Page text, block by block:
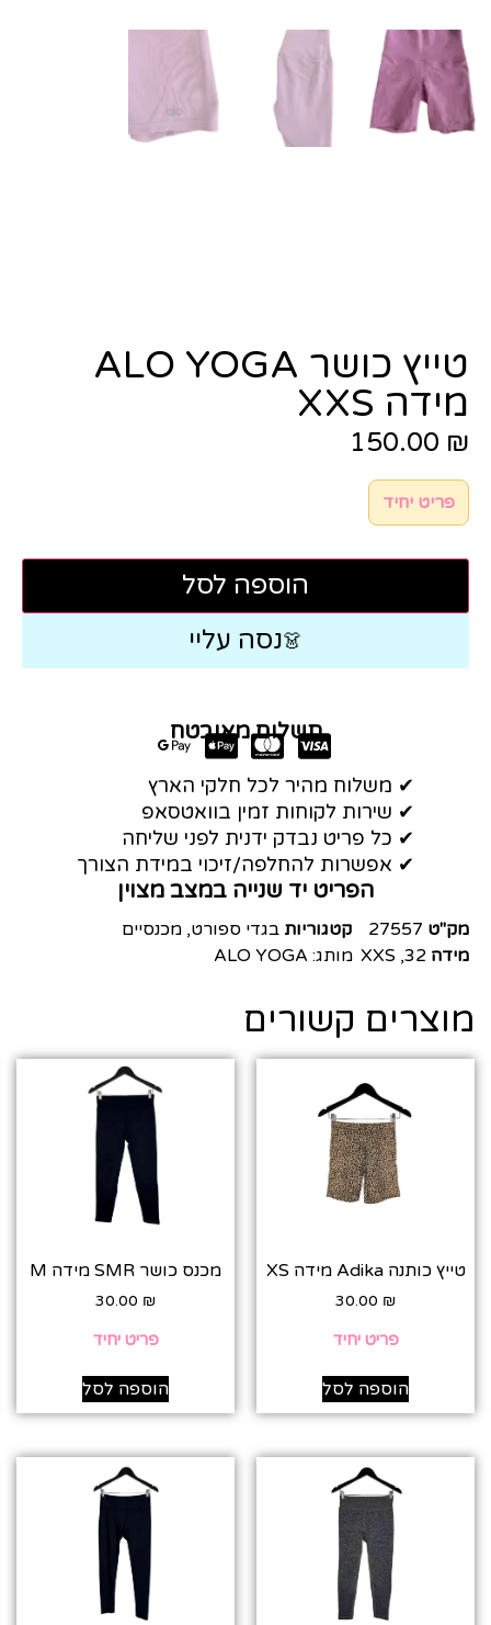
טייץ כושר ALO YOGA
מידה XXS
150.00 ₪
פריט יחיד
הוספה לסל
👗נסה עליי
תשלום מאובטח
✔ משלוח מהיר לכל חלקי הארץ
✔ שירות לקוחות זמין בוואטסאפ
✔ כל פריט נבדק ידנית לפני שליחה
✔ אפשרות להחלפה/זיכוי במידת הצורך
הפריט יד שנייה במצב מצוין
מק"ט 27557 קטגוריות בגדי ספורט, מכנסיים
מידה 32
,
XXS מותג: ALO YOGA
מוצרים קשורים
טייץ כותנה Adika מידה XS
30.00 ₪
פריט יחיד
הוספה לסל
מכנס כושר SMR מידה M
30.00 ₪
פריט יחיד
הוספה לסל